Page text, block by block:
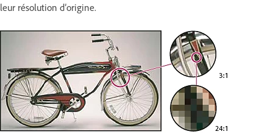
leur résolution d’origine.